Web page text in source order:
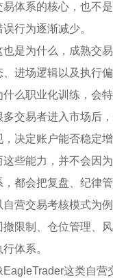
易体系的核心，也不
误行为逐渐减少。
也是为什么，成熟交
、进场逻辑以及执行
什么职业化训练，会
多交易者进入市场后
，决定账户能否稳定
这些能力，并不会因
，都会把复盘、纪律
自营交易考核模式为
撤限制、仓位管理、
行体系。
EagleTrader这类自营